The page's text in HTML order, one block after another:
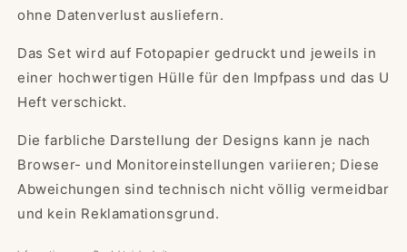
ohne Datenverlust ausliefern.
Das Set wird auf Fotopapier gedruckt und jeweils in
einer hochwertigen Hülle für den Impfpass und das U
Heft verschickt.
Die farbliche Darstellung der Designs kann je nach
Browser- und Monitoreinstellungen variieren; Diese
Abweichungen sind technisch nicht völlig vermeidbar
und kein Reklamationsgrund.